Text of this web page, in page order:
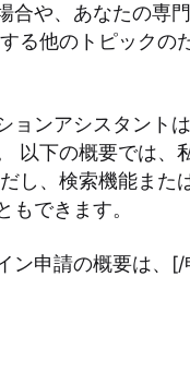
合や、あなたの専
る他のトピックの
ョンアシスタント
以下の概要では、
し、検索機能また
もできます。
ン申請の概要は、